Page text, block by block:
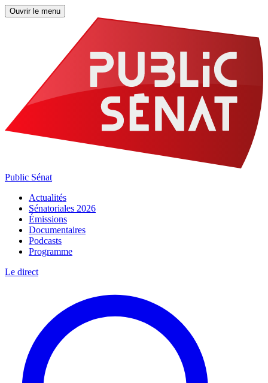
Ouvrir le menu
Public Sénat
Actualités
Sénatoriales 2026
Émissions
Documentaires
Podcasts
Programme
Le direct